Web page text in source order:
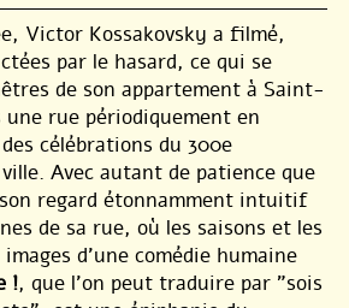
Victor Kossakovsky a filmé,
par le hasard, ce qui se
de son appartement à Saint-
une rue périodiquement en
célébrations du 300e
Avec autant de patience que
regard étonnamment intuitif
de sa rue, où les saisons et les
d’une comédie humaine
!, que l’on peut traduire par "sois